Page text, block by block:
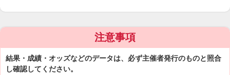
注意事項
結果・成績・オッズなどのデータは、必ず主催者発行のものと照合
し確認してください。